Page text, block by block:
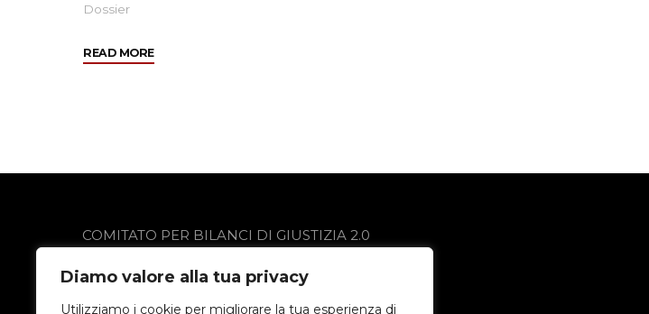
Diamo valore alla tua privacy
Utilizziamo i cookie per migliorare la tua esperienza di
Dossier
READ MORE"Rimedi
COMITATO PER BILANCI DI GIUSTIZIA 2.0
24021 Albino (BG)
Privacy Policy